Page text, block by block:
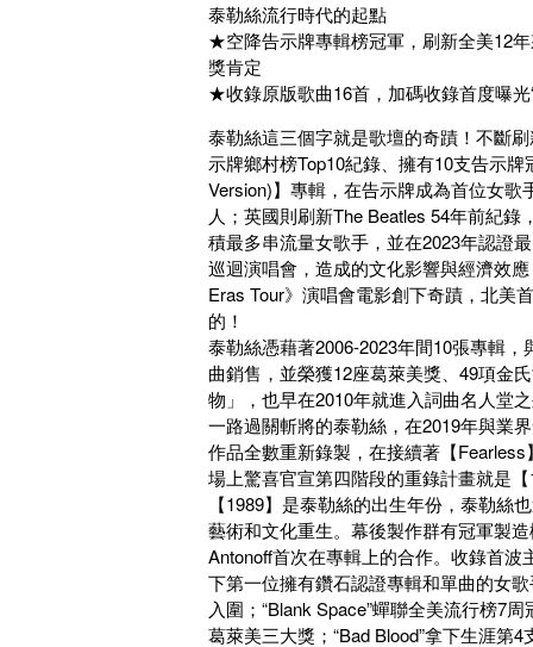
泰勒絲流行時代的起點
★空降告示牌專輯榜冠軍，刷新全美12
獎肯定
★收錄原版歌曲16首，加碼收錄首度曝光
泰勒絲這三個字就是歌壇的奇蹟！不斷
示牌鄉村榜Top10紀錄、擁有10支告示
Version)】專輯，在告示牌成為首位女
人；英國則刷新The Beatles 54年前紀
積最多串流量女歌手，並在2023年認證
巡迴演唱會，造成的文化影響與經濟效
Eras Tour》演唱會電影創下奇蹟，北美
的！
泰勒絲憑藉著2006-2023年間10張專輯
曲銷售，並榮獲12座葛萊美獎、49項金
物」，也早在2010年就進入詞曲名人堂
一路過關斬將的泰勒絲，在2019年與業
作品全數重新錄製，在接續著【
場上驚喜官宣第四階段的重錄計畫就是
【1989】是泰勒絲的出生年份，泰勒
藝術和文化重生。幕後製作群有冠軍製
Antonoff首次在專輯上的合作。收錄首波
下第一位擁有鑽石認證專輯和單曲的女
入圍；“Blank Space”蟬聯全美流行榜7
葛萊美三大獎；“Bad Blood”拿下生涯第